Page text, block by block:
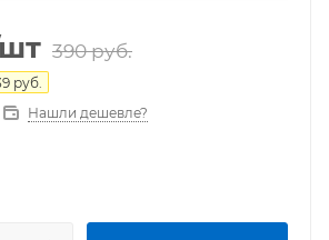
390руб.
руб.
Нашли дешевле?